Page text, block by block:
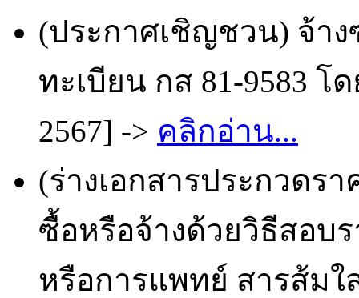
(ประกาศเชิญชวน) จ้า
ทะเบียน กส 81-9583 โ
2567] -> คลิกอ่าน...
(ร่างเอกสารประกวดรา
ซื้อหรือจ้างด้วยวิธีสอบ
หรือการแพทย์ สารส้ม